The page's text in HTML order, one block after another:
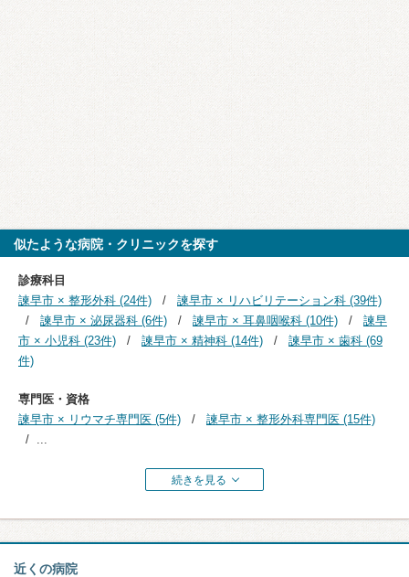
似たような病院・クリニックを探す
診療科目
諫早市 × 整形外科 (24件)
諫早市 × リハビリテーション科 (39件)
諫早市 × 泌尿器科 (6件)
諫早市 × 耳鼻咽喉科 (10件)
諫早
市 × 小児科 (23件)
諫早市 × 精神科 (14件)
諫早市 × 歯科 (69
件)
専門医・資格
諫早市 × リウマチ専門医 (5件)
諫早市 × 整形外科専門医 (15件)
...
続きを見る
近くの病院